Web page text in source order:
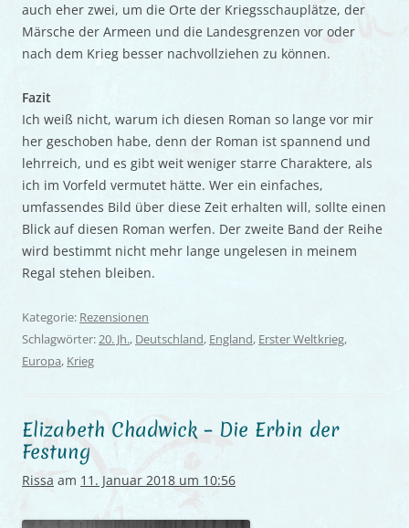
auch eher zwei, um die Orte der Kriegsschauplätze, der
Märsche der Armeen und die Landesgrenzen vor oder
nach dem Krieg besser nachvollziehen zu können.
Fazit
Ich weiß nicht, warum ich diesen Roman so lange vor mir
her geschoben habe, denn der Roman ist spannend und
lehrreich, und es gibt weit weniger starre Charaktere, als
ich im Vorfeld vermutet hätte. Wer ein einfaches,
umfassendes Bild über diese Zeit erhalten will, sollte einen
Blick auf diesen Roman werfen. Der zweite Band der Reihe
wird bestimmt nicht mehr lange ungelesen in meinem
Regal stehen bleiben.
Kategorie: Rezensionen
Schlagwörter:20. Jh., Deutschland, England, Erster Weltkrieg,
Europa, Krieg
Elizabeth Chadwick – Die Erbin der
Festung
Rissa am 11. Januar 2018 um 10:56